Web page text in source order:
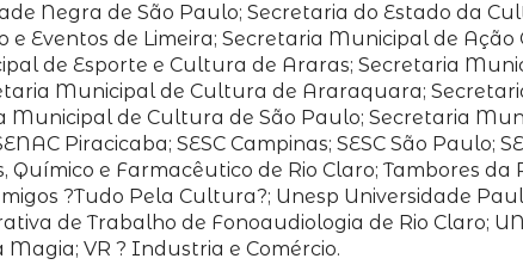
Negra de São Paulo; Secretaria do Estado da
Eventos de Limeira; Secretaria Municipal de
de Esporte e Cultura de Araras; Secretaria
Municipal de Cultura de Araraquara;
de Cultura de São Paulo; Secretaria
Piracicaba; SESC Campinas; SESC São Paulo;
e Farmacêutico de Rio Claro; Tambores da
?Tudo Pela Cultura?; Unesp Universidade
de Trabalho de Fonoaudiologia de Rio Claro;
VR ? Industria e Comércio.